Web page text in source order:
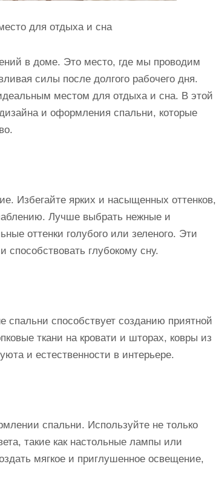
для отдыха и сна
в доме. Это место, где мы проводим
силы после долгого рабочего дня.
местом для отдыха и сна. В этой
и оформления спальни, которые
Избегайте ярких и насыщенных оттенков,
Лучше выбрать нежные и
оттенки голубого или зеленого. Эти
способствовать глубокому сну.
спальни способствует созданию приятной
ткани на кровати и шторах, ковры из
и естественности в интерьере.
спальни. Используйте не только
такие как настольные лампы или
мягкое и приглушенное освещение,